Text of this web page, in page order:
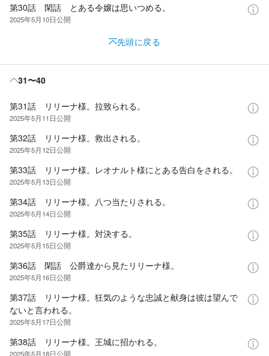
第30話 閑話 とある令嬢は思いつめる。
2025年5月10日公開
先頭に戻る
31〜40
第31話 リリーナ様。拉致られる。
2025年5月11日公開
第32話 リリーナ様。救出される。
2025年5月12日公開
第33話 リリーナ様。レオナルト様にとある告白をされる。
2025年5月13日公開
第34話 リリーナ様。八つ当たりされる。
2025年5月14日公開
第35話 リリーナ様。対決する。
2025年5月15日公開
第36話 閑話 公爵達から見たリリーナ様。
2025年5月16日公開
第37話 リリーナ様。狂気のような忠誠と献身は彼は望んで
ないと言われる。
2025年5月17日公開
第38話 リリーナ様。王城に招かれる。
2025年5月18日公開